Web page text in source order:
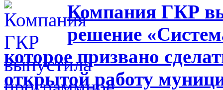
Компания ГКР
решение
которое призвано
открытой работу